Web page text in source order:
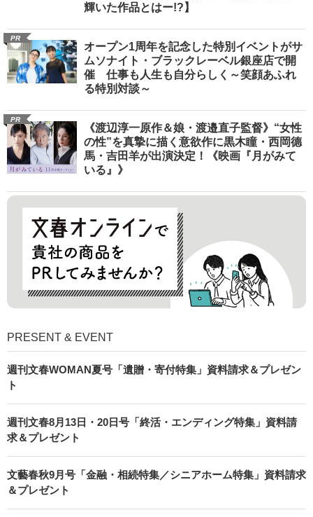
輝いた作品とはー!?】
PR
オープン1周年を記念した特別イベントがサ
ムソナイト・ブラックレーベル銀座店で開
催 仕事も人生も自分らしく～笑顔あふれ
る特別対談～
PR
《渡辺淳一原作＆娘・渡邉直子監督》“女性
の性”を真摯に描く意欲作に黒木瞳・西岡德
馬・吉田羊が出演決定！《映画『月がみて
いる』》
PRESENT & EVENT
週刊文春WOMAN夏号「遺贈・寄付特集」資料請求＆プレゼン
ト
週刊文春8月13日・20日号「終活・エンディング特集」資料請
求＆プレゼント
文藝春秋9月号「金融・相続特集／シニアホーム特集」資料請求
＆プレゼント